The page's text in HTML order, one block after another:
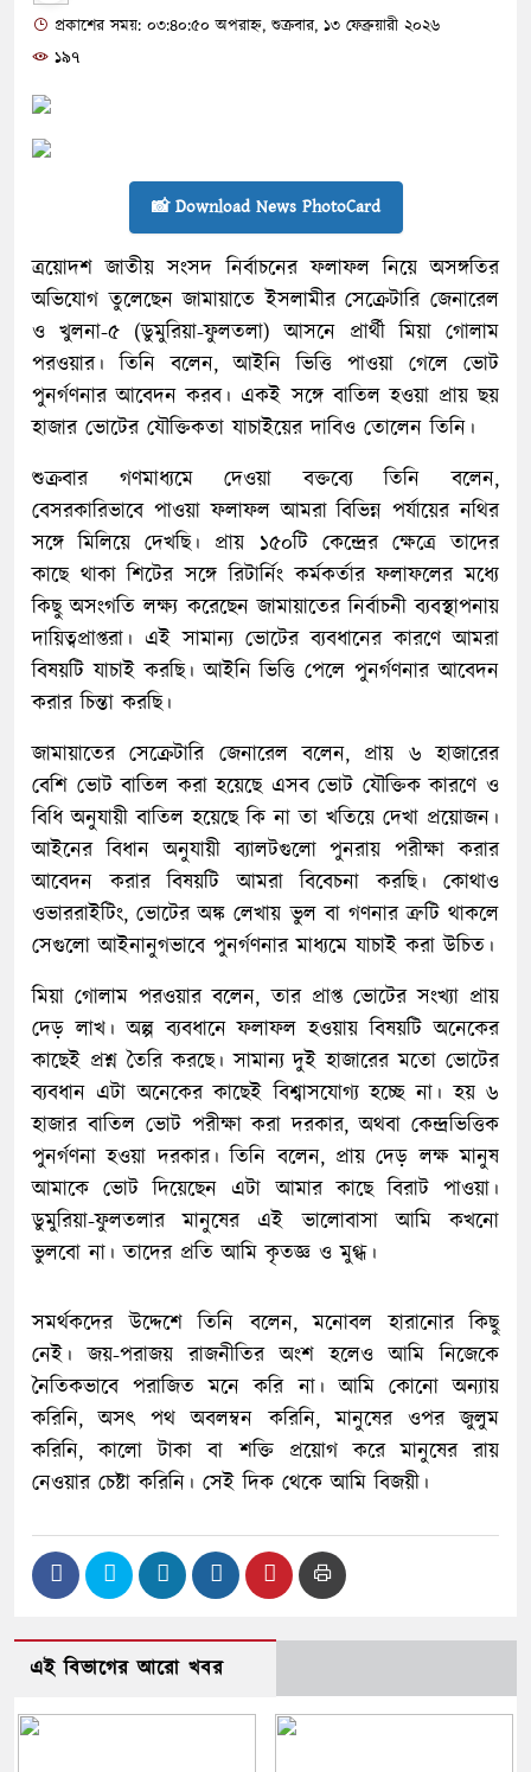
প্রকাশের সময়: ০৩:৪০:৫০ অপরাহ্ন, শুক্রবার, ১৩ ফেব্রুয়ারী ২০২৬
১৯৭
📸 Download News PhotoCard
ত্রয়োদশ জাতীয় সংসদ নির্বাচনের ফলাফল নিয়ে অসঙ্গতির
অভিযোগ তুলেছেন জামায়াতে ইসলামীর সেক্রেটারি জেনারেল
ও খুলনা-৫ (ডুমুরিয়া-ফুলতলা) আসনে প্রার্থী মিয়া গোলাম
পরওয়ার। তিনি বলেন, আইনি ভিত্তি পাওয়া গেলে ভোট
পুনর্গণনার আবেদন করব। একই সঙ্গে বাতিল হওয়া প্রায় ছয়
হাজার ভোটের যৌক্তিকতা যাচাইয়ের দাবিও তোলেন তিনি।
শুক্রবার গণমাধ্যমে দেওয়া বক্তব্যে তিনি বলেন,
বেসরকারিভাবে পাওয়া ফলাফল আমরা বিভিন্ন পর্যায়ের নথির
সঙ্গে মিলিয়ে দেখছি। প্রায় ১৫০টি কেন্দ্রের ক্ষেত্রে তাদের
কাছে থাকা শিটের সঙ্গে রিটার্নিং কর্মকর্তার ফলাফলের মধ্যে
কিছু অসংগতি লক্ষ্য করেছেন জামায়াতের নির্বাচনী ব্যবস্থাপনায়
দায়িত্বপ্রাপ্তরা। এই সামান্য ভোটের ব্যবধানের কারণে আমরা
বিষয়টি যাচাই করছি। আইনি ভিত্তি পেলে পুনর্গণনার আবেদন
করার চিন্তা করছি।
জামায়াতের সেক্রেটারি জেনারেল বলেন, প্রায় ৬ হাজারের
বেশি ভোট বাতিল করা হয়েছে এসব ভোট যৌক্তিক কারণে ও
বিধি অনুযায়ী বাতিল হয়েছে কি না তা খতিয়ে দেখা প্রয়োজন।
আইনের বিধান অনুযায়ী ব্যালটগুলো পুনরায় পরীক্ষা করার
আবেদন করার বিষয়টি আমরা বিবেচনা করছি। কোথাও
ওভাররাইটিং, ভোটের অঙ্ক লেখায় ভুল বা গণনার ত্রুটি থাকলে
সেগুলো আইনানুগভাবে পুনর্গণনার মাধ্যমে যাচাই করা উচিত।
মিয়া গোলাম পরওয়ার বলেন, তার প্রাপ্ত ভোটের সংখ্যা প্রায়
দেড় লাখ। অল্প ব্যবধানে ফলাফল হওয়ায় বিষয়টি অনেকের
কাছেই প্রশ্ন তৈরি করছে। সামান্য দুই হাজারের মতো ভোটের
ব্যবধান এটা অনেকের কাছেই বিশ্বাসযোগ্য হচ্ছে না। হয় ৬
হাজার বাতিল ভোট পরীক্ষা করা দরকার, অথবা কেন্দ্রভিত্তিক
পুনর্গণনা হওয়া দরকার। তিনি বলেন, প্রায় দেড় লক্ষ মানুষ
আমাকে ভোট দিয়েছেন এটা আমার কাছে বিরাট পাওয়া।
ডুমুরিয়া-ফুলতলার মানুষের এই ভালোবাসা আমি কখনো
ভুলবো না। তাদের প্রতি আমি কৃতজ্ঞ ও মুগ্ধ।
সমর্থকদের উদ্দেশে তিনি বলেন, মনোবল হারানোর কিছু
নেই। জয়-পরাজয় রাজনীতির অংশ হলেও আমি নিজেকে
নৈতিকভাবে পরাজিত মনে করি না। আমি কোনো অন্যায়
করিনি, অসৎ পথ অবলম্বন করিনি, মানুষের ওপর জুলুম
করিনি, কালো টাকা বা শক্তি প্রয়োগ করে মানুষের রায়
নেওয়ার চেষ্টা করিনি। সেই দিক থেকে আমি বিজয়ী।
এই বিভাগের আরো খবর